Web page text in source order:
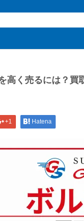
高く売るには？買
+1 Hatena